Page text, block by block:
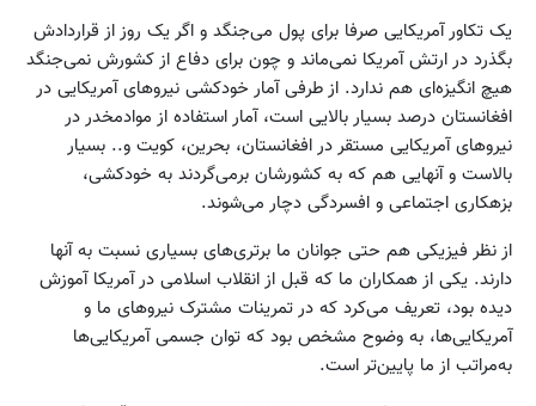
یک تکاور آمریکایی صرفا برای پول می‌جنگد و اگر یک روز از قراردادش
بگذرد در ارتش آمریکا نمی‌ماند و چون برای دفاع از کشورش نمی‌جنگد
هیچ انگیزه‌ای هم ندارد. از طرفی آمار خودکشی نیروهای آمریکایی در
افغانستان درصد بسیار بالایی است، آمار استفاده از مواد‌مخدر در
نیروهای آمریکایی مستقر در افغانستان، بحرین، کویت و.. بسیار
بالاست و آنهایی هم که به کشورشان برمی‌گردند به خودکشی،
بزهکاری اجتماعی و افسردگی دچار می‌شوند.
از نظر فیزیکی هم حتی جوانان ما برتری‌های بسیاری نسبت به آنها
دارند. یکی از همکاران ما که قبل از انقلاب اسلامی در آمریکا آموزش
دیده بود، تعریف می‌کرد که در تمرینات مشترک نیروهای ما و
آمریکایی‌ها، به وضوح مشخص بود که توان جسمی آمریکایی‌ها
به‌مراتب از ما پایین‌تر است.